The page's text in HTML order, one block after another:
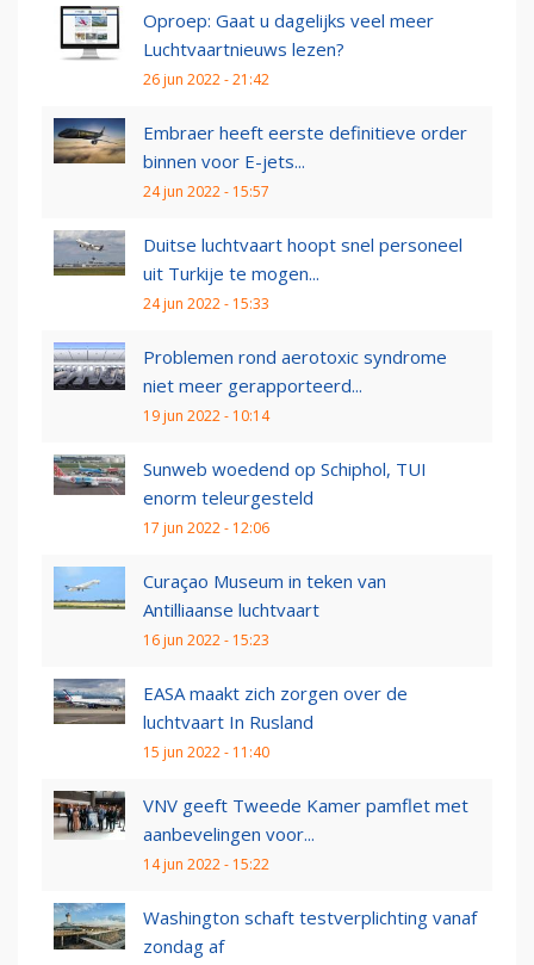
Oproep: Gaat u dagelijks veel meer
Luchtvaartnieuws lezen?
26 jun 2022 - 21:42
Embraer heeft eerste definitieve order
binnen voor E-jets...
24 jun 2022 - 15:57
Duitse luchtvaart hoopt snel personeel
uit Turkije te mogen...
24 jun 2022 - 15:33
Problemen rond aerotoxic syndrome
niet meer gerapporteerd...
19 jun 2022 - 10:14
Sunweb woedend op Schiphol, TUI
enorm teleurgesteld
17 jun 2022 - 12:06
Curaçao Museum in teken van
Antilliaanse luchtvaart
16 jun 2022 - 15:23
EASA maakt zich zorgen over de
luchtvaart In Rusland
15 jun 2022 - 11:40
VNV geeft Tweede Kamer pamflet met
aanbevelingen voor...
14 jun 2022 - 15:22
Washington schaft testverplichting vanaf
zondag af